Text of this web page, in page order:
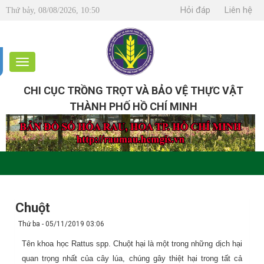
Thứ bảy, 08/08/2026, 10:50 Hỏi đáp Liên hệ
CHI CỤC TRỒNG TRỌT VÀ BẢO VỆ THỰC VẬT
THÀNH PHỐ HỒ CHÍ MINH
Chuột
Thứ ba - 05/11/2019 03:06
Tên khoa học Rattus spp. Chuột hại là một trong những dịch hại
quan trọng nhất của cây lúa, chúng gây thiệt hại trong tất cả